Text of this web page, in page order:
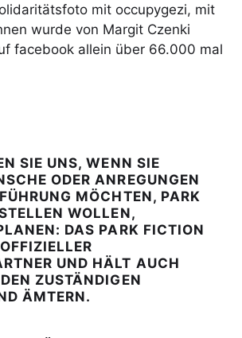
mit occupygezi, mit
wurde von Margit Czenki
facebook allein über 66.000 mal
SIE UNS, WENN SIE
ODER ANREGUNGEN
MÖCHTEN, PARK
WOLLEN,
DAS PARK FICTION
UND HÄLT AUCH
ZUSTÄNDIGEN
ÄMTERN.